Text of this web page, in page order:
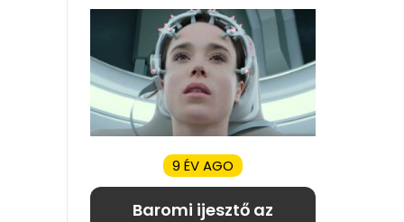
9 ÉV AGO
Baromi ijesztő az